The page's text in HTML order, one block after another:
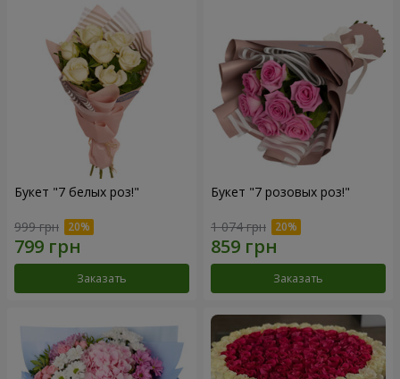
Букет "7 белых роз!"
999 грн
Заказать
Букет "7 розовых роз!"
1 074 грн
Заказать